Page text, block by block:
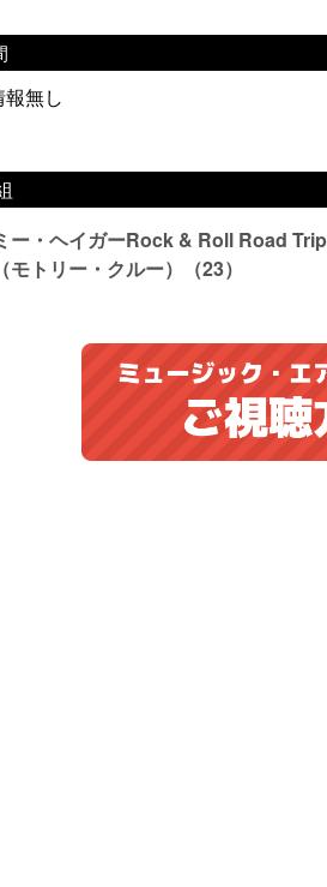
無し
ー・ヘイガーRock & Roll Road
モトリー・クルー）（23）